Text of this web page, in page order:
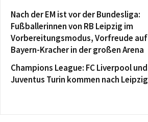
Nach der EM ist vor der Bundesliga:
Fußballerinnen von RB Leipzig im
Vorbereitungsmodus, Vorfreude auf
Bayern-Kracher in der großen Arena
Champions League: FC Liverpool und
Juventus Turin kommen nach Leipzig